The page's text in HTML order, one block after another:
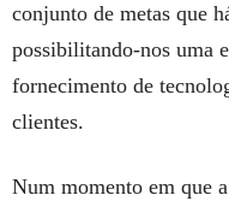
conjunto de metas que
possibilitando-nos uma
fornecimento de
clientes.
Num momento em que a